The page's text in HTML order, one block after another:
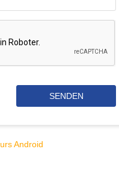
SENDEN
Android